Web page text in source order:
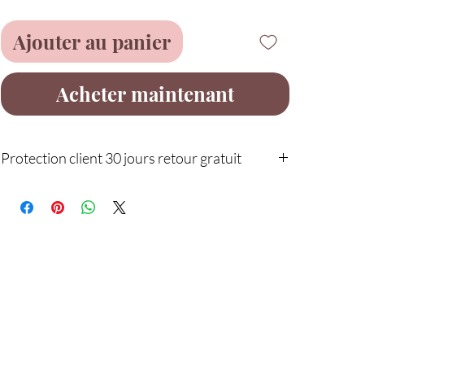
Ajouter au panier
Acheter maintenant
Protection client 30 jours retour gratuit